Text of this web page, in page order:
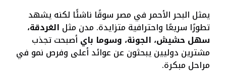
يمثل البحر الأحمر في مصر سوقًا ناشئًا لكنه يشهد
تطورًا سريعًا واحترافية متزايدة. مدن مثل الغردقة،
سهل حشيش، الجونة، وسوما باي أصبحت تجذب
مشترين دوليين يبحثون عن عوائد أعلى وفرص نمو في
مراحل مبكرة.